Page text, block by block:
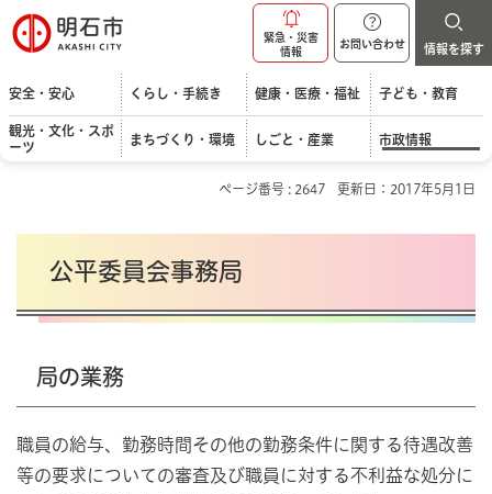
明石市
緊急・災害
情報
お問い合わせ 情報を探す
安全・安心 くらし・手続き 健康・医療・福祉 子ども・教育
観光・文化・スポ
ーツ
まちづくり・環境 しごと・産業 市政情報
ページ番号 : 2647 更新日：2017年5月1日
公平委員会事務局
局の業務
職員の給与、勤務時間その他の勤務条件に関する待遇改善
等の要求についての審査及び職員に対する不利益な処分に